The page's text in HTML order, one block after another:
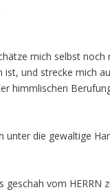
mich selbst
ist, und strecke mich
himmlischen
unter die gewaltige
geschah vom HERRN